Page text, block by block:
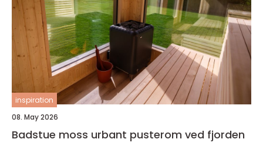
inspiration
08. May 2026
Badstue moss urbant pusterom ved fjorden